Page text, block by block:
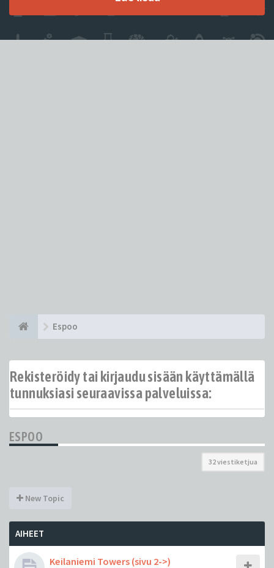
Espoo
Rekisteröidy tai kirjaudu sisään käyttämällä
tunnuksiasi seuraavissa palveluissa:
ESPOO
32 viestiketjua
New Topic
AIHEET
Keilaniemi Towers (sivu 2->)